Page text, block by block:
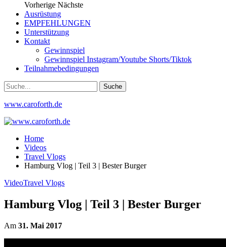
Vorherige Nächste
Ausrüstung
EMPFEHLUNGEN
Unterstützung
Kontakt
Gewinnspiel
Gewinnspiel Instagram/Youtube Shorts/Tiktok
Teilnahmebedingungen
www.caroforth.de
Home
Videos
Travel Vlogs
Hamburg Vlog | Teil 3 | Bester Burger
VideoTravel Vlogs
Hamburg Vlog | Teil 3 | Bester Burger
Am 31. Mai 2017